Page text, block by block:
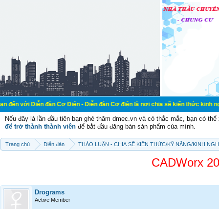
đàn Cơ Điện - Diễn đàn Cơ điện là nơi chia sẽ kiến thức kinh nghiệm
Nếu đây là lần đầu tiên bạn ghé thăm dmec.vn và có thắc mắc, bạn có
để trở thành thành viên để bắt đầu đăng bán sản phẩm của mình.
Trang chủ Diễn đàn THẢO LUẬN - CHIA SẼ KIẾN THỨC/KỸ NĂNG/KINH
CADWorx
Drograms
Active Member